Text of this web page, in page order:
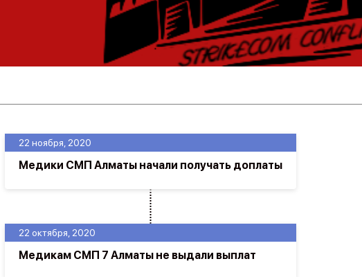
22 октября, 2020
Медикам СМП 7 Алматы не выдали выплат
22 ноября, 2020
Медики СМП Алматы начали получать доплаты